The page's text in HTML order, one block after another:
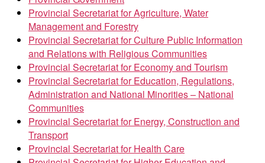
Provincial Secretariat for Agriculture, Water
Management and Forestry
Provincial Secretariat for Culture Public Information
and Relations with Religious Communities
Provincial Secretariat for Economy and Tourism
Provincial Secretariat for Education, Regulations,
Administration and National Minorities – National
Communities
Provincial Secretariat for Energy, Construction and
Transport
Provincial Secretariat for Health Care